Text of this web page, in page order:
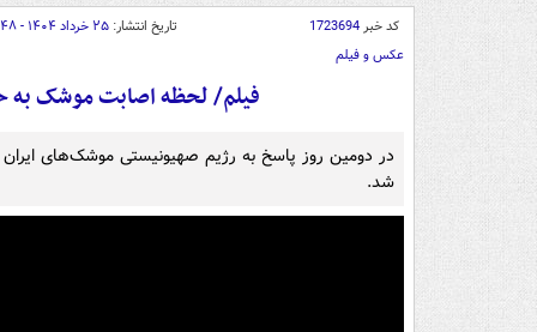
کد خبر1723694 تاریخ انتشار: ۲۵ خرداد ۱۴۰۴ - ۰۱:۴۸
عکس و فیلم
فیلم/ لحظه اصابت موشک‌ به
در دومین روز پاسخ به رژیم صهیونیستی موشک‌های
شد.